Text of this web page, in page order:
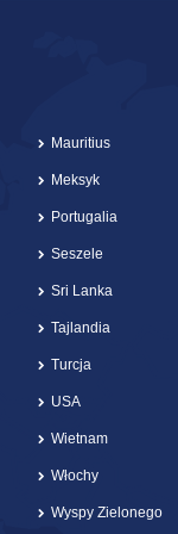
Mauritius
Meksyk
Portugalia
Seszele
Sri Lanka
Tajlandia
Turcja
USA
Wietnam
Włochy
Wyspy Zielonego